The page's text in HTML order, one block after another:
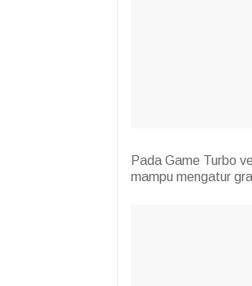
Pada Game Turbo
mampu mengatur